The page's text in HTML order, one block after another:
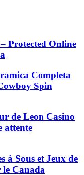
Protected Online
Completa
Spin
de Leon Casino
attente
à Sous et Jeux de
le Canada